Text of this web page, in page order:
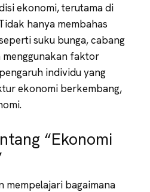
ekonomi, terutama di
hanya membahas
suku bunga, cabang
menggunakan faktor
individu yang
ekonomi berkembang,
“Ekonomi
mempelajari bagaimana